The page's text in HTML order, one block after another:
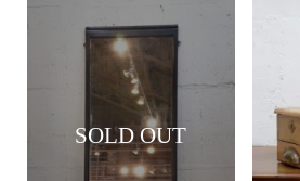
SOLD OUT